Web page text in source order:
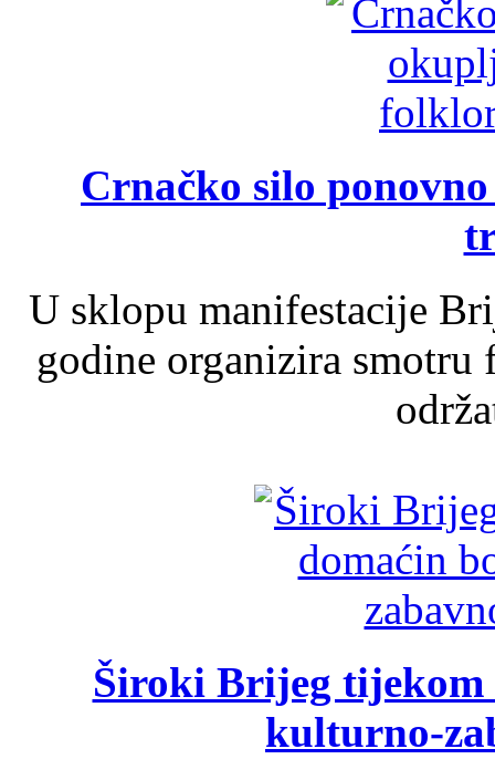
Crnačko silo
U sklopu manifestacije
godine organizira
Široki Brijeg tijekom
kulturno-